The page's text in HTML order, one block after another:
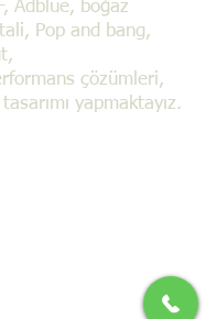
Adblue, boğaz
Pop and bang,
çözümleri,
yapmaktayız.